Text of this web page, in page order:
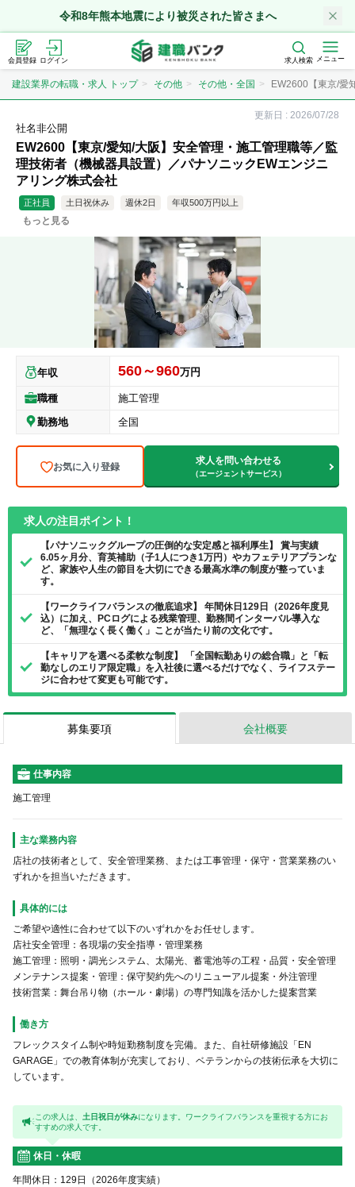
令和8年熊本地震により被災された皆さまへ
会員登録 ログイン 求人検索 メニュー
建設業界の転職・求人 トップ その他 その他・全国 EW2600【東京/愛
更新日 : 2026/07/28
社名非公開
EW2600【東京/愛知/大阪】安全管理・施工管理職等／監
理技術者（機械器具設置）／パナソニックEWエンジニ
アリング株式会社
正社員 土日祝休み 週休2日 年収500万円以上
もっと見る
年収 560～960万円
職種
施工管理
勤務地
全国
お気に入り登録
求人を問い合わせる
（エージェントサービス）
求人の注目ポイント！
【パナソニックグループの圧倒的な安定感と福利厚生】 賞与実績
6.05ヶ月分、育英補助（子1人につき1万円）やカフェテリアプランな
ど、家族や人生の節目を大切にできる最高水準の制度が整っていま
す。
【ワークライフバランスの徹底追求】 年間休日129日（2026年度見
込）に加え、PCログによる残業管理、勤務間インターバル導入な
ど、「無理なく長く働く」ことが当たり前の文化です。
【キャリアを選べる柔軟な制度】 「全国転勤ありの総合職」と「転
勤なしのエリア限定職」を入社後に選べるだけでなく、ライフステー
ジに合わせて変更も可能です。
募集要項 会社概要
仕事内容
施工管理
主な業務内容
店社の技術者として、安全管理業務、または工事管理・保守・営業業務のい
ずれかを担当いただきます。
具体的には
ご希望や適性に合わせて以下のいずれかをお任せします。
店社安全管理：各現場の安全指導・管理業務
施工管理：照明・調光システム、太陽光、蓄電池等の工程・品質・安全管理
メンテナンス提案・管理：保守契約先へのリニューアル提案・外注管理
技術営業：舞台吊り物（ホール・劇場）の専門知識を活かした提案営業
働き方
フレックスタイム制や時短勤務制度を完備。また、自社研修施設「EN
GARAGE」での教育体制が充実しており、ベテランからの技術伝承を大切に
しています。
この求人は、 土日祝日が休みになります。ワークライフバランスを重視する方にお
すすめの求人です。
休日・休暇
年間休日：129日（2026年度実績）